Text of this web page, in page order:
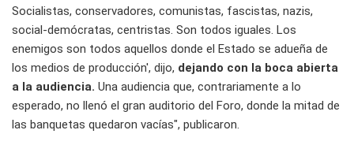
Socialistas, conservadores, comunistas, fascistas, nazis,
social-demócratas, centristas. Son todos iguales. Los
enemigos son todos aquellos donde el Estado se adueña de
los medios de producción', dijo, dejando con la boca abierta
a la audiencia. Una audiencia que, contrariamente a lo
esperado, no llenó el gran auditorio del Foro, donde la mitad de
las banquetas quedaron vacías", publicaron.